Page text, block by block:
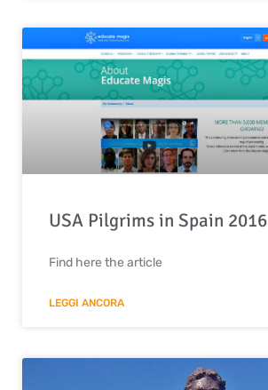
USA Pilgrims in Spain 2016
Find here the article
LEGGI ANCORA